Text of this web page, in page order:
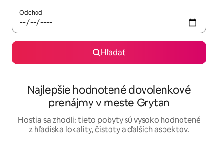
Odchod
Hľadať
Najlepšie hodnotené dovolenkové
prenájmy v meste Grytan
Hostia sa zhodli: tieto pobyty sú vysoko hodnotené
z hľadiska lokality, čistoty a ďalších aspektov.